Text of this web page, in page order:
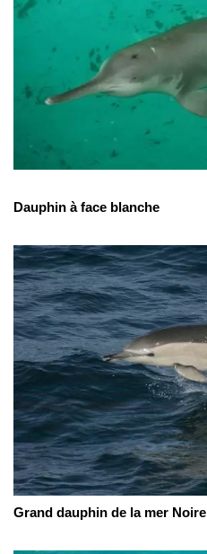
Dauphin à face blanche
Grand dauphin de la mer Noire